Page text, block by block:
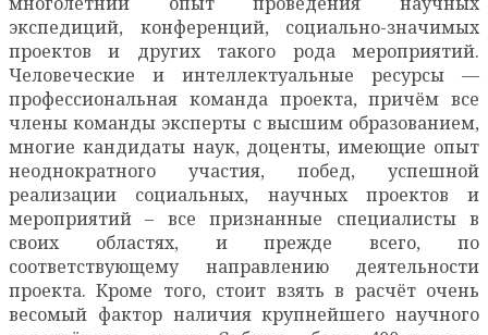
экспедиций, конференций, социально-значимых
проектов и других такого рода мероприятий.
Человеческие и интеллектуальные ресурсы —
профессиональная команда проекта, причём все
члены команды эксперты с высшим образованием,
многие кандидаты наук, доценты, имеющие опыт
неоднократного участия, побед, успешной
реализации социальных, научных проектов и
мероприятий – все признанные специалисты в
своих областях, и прежде всего, по
соответствующему направлению деятельности
проекта. Кроме того, стоит взять в расчёт очень
весомый фактор наличия крупнейшего научного